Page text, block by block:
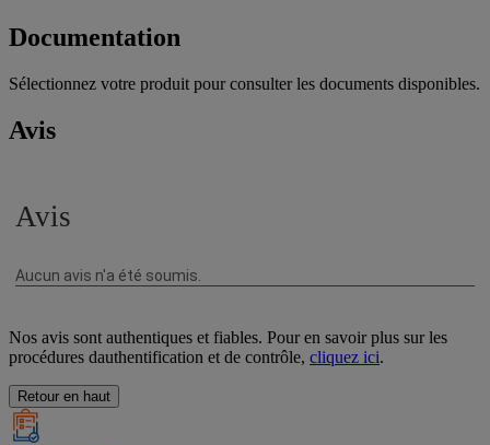
Documentation
Sélectionnez votre produit pour consulter les documents disponibles.
Avis
Nos avis sont authentiques et fiables. Pour en savoir plus sur les
procédures dauthentification et de contrôle, cliquez ici.
Retour en haut